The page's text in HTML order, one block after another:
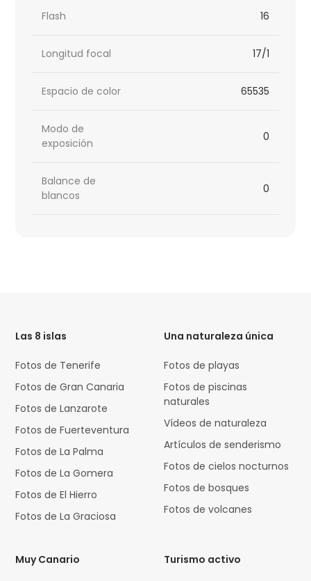
Flash 16
Longitud focal 17/1
Espacio de color 65535
Modo de
exposición
0
Balance de
blancos
0
Las 8 islas
Fotos de Tenerife
Fotos de Gran Canaria
Fotos de Lanzarote
Fotos de Fuerteventura
Fotos de La Palma
Fotos de La Gomera
Fotos de El Hierro
Fotos de La Graciosa
Una naturaleza única
Fotos de playas
Fotos de piscinas
naturales
Vídeos de naturaleza
Artículos de senderismo
Fotos de cielos nocturnos
Fotos de bosques
Fotos de volcanes
Muy Canario Turismo activo